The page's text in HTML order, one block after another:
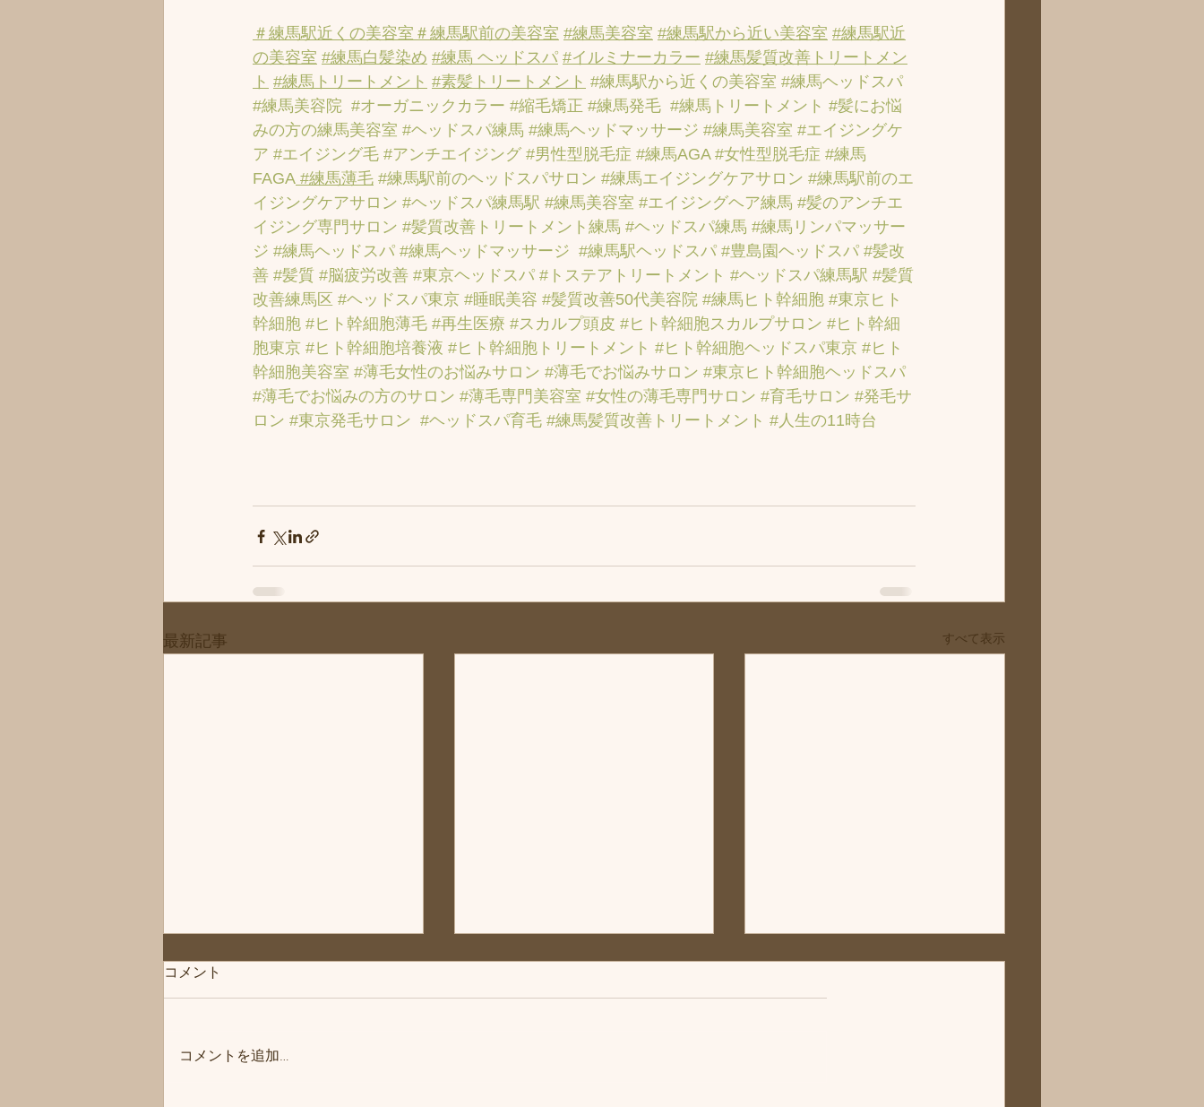
＃練馬駅近くの美容室 ＃練馬駅前の美容室 #練馬美容室 #練馬駅から近い美容室 #練馬駅近
の美容室 #練馬白髪染め #練馬 ヘッドスパ #イルミナーカラー #練馬髪質改善トリートメン
ト #練馬トリートメント #素髪トリートメント #練馬駅から近くの美容室 #練馬ヘッドスパ
#練馬美容院 #オーガニックカラー #縮毛矯正 #練馬発毛 #練馬トリートメント #髪にお悩
みの方の練馬美容室 #ヘッドスパ練馬 #練馬ヘッドマッサージ #練馬美容室 #エイジングケ
ア #エイジング毛 #アンチエイジング #男性型脱毛症 #練馬AGA #女性型脱毛症 #練馬
FAGA #練馬薄毛 #練馬駅前のヘッドスパサロン #練馬エイジングケアサロン #練馬駅前のエ
イジングケアサロン #ヘッドスパ練馬駅 #練馬美容室 #エイジングヘア練馬 #髪のアンチエ
イジング専門サロン #髪質改善トリートメント練馬 #ヘッドスパ練馬 #練馬リンパマッサー
ジ #練馬ヘッドスパ #練馬ヘッドマッサージ #練馬駅ヘッドスパ #豊島園ヘッドスパ #髪改
善 #髪質 #脳疲労改善 #東京ヘッドスパ #トステアトリートメント #ヘッドスパ練馬駅 #髪質
改善練馬区 #ヘッドスパ東京 #睡眠美容 #髪質改善50代美容院 #練馬ヒト幹細胞 #東京ヒト
幹細胞 #ヒト幹細胞薄毛 #再生医療 #スカルプ頭皮 #ヒト幹細胞スカルプサロン #ヒト幹細
胞東京 #ヒト幹細胞培養液 #ヒト幹細胞トリートメント #ヒト幹細胞ヘッドスパ東京 #ヒト
幹細胞美容室 #薄毛女性のお悩みサロン #薄毛でお悩みサロン #東京ヒト幹細胞ヘッドスパ
#薄毛でお悩みの方のサロン #薄毛専門美容室 #女性の薄毛専門サロン #育毛サロン #発毛サ
ロン #東京発毛サロン #ヘッドスパ育毛 #練馬髪質改善トリートメント #人生の11時台
最新記事 すべて表示
◆「お知らせ」練馬髪質改善
容院シフィ(sihui)
トメント＆ヘッドスパ練馬専門サ
ロン/練馬美容室、練馬美容院シ
コメント
コメントを追加…